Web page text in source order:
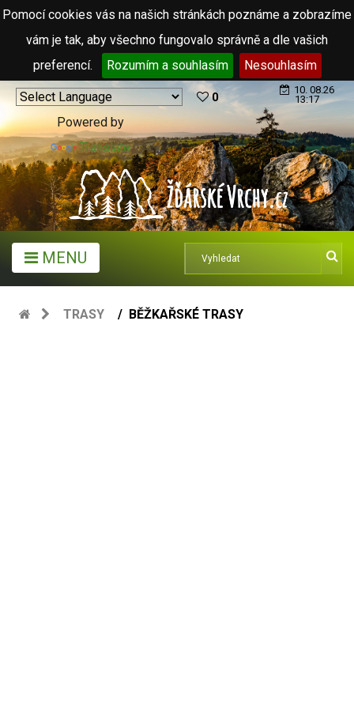
Pomocí cookies vás na našich stránkách poznáme a zobrazíme
vám je tak, aby všechno fungovalo správně a dle vašich
preferencí.
Rozumím a souhlasím Nesouhlasím
Powered by
Translate
0
10. 08.26
13:17
MENU
TRASY BĚŽKAŘSKÉ TRASY